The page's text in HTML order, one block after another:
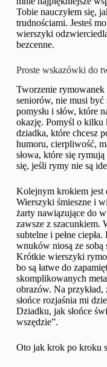
Tobie nauczyłem się,
trudnościami. Jesteś
wierszyki
bezcenne.
Proste wskazówki do
Tworzenie
seniorów, nie musi
pomysłu i słów, które
okazję. Pomyśl o kilku
dziadka, które chcesz
humoru, cierpliwość,
słowa, które się
się, jeśli rymy nie są
Kolejnym krokiem jest
Wierszyki śmieszne i
żarty nawiązujące do
zawsze z szacunkiem.
subtelne i pełne
wnuków niosą ze sobą
Krótkie wierszyki
bo są łatwe do
skomplikowanych
obrazów. Na
słońce rozjaśnia mi
Dziadku, jak słońce
wszędzie”.
Oto jak krok po kroku